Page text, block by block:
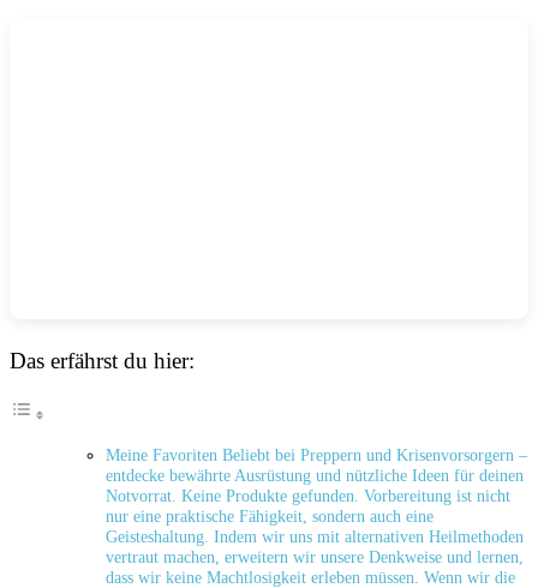
Das erfährst du hier:
Meine Favoriten Beliebt bei Preppern und Krisenvorsorgern –
entdecke bewährte Ausrüstung und ‌nützliche Ideen für deinen
Notvorrat. Keine Produkte gefunden. Vorbereitung ist nicht
nur eine praktische Fähigkeit, sondern auch eine
Geisteshaltung. Indem wir uns mit alternativen Heilmethoden
vertraut machen, erweitern wir unsere Denkweise und lernen,
dass wir keine Machtlosigkeit erleben müssen. Wenn wir die